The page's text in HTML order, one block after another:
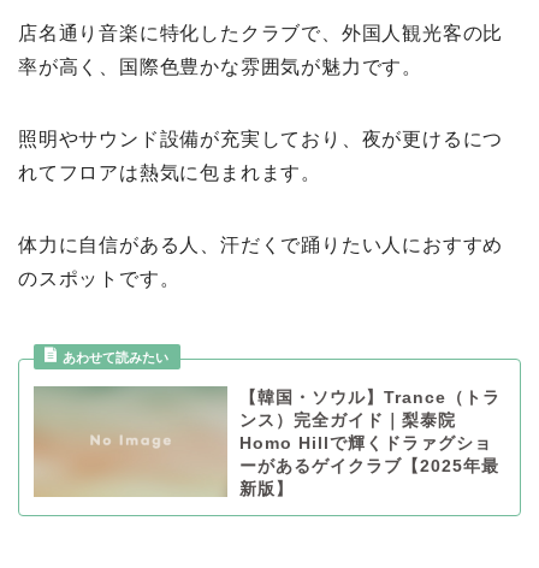
店名通り音楽に特化したクラブで、外国人観光客の比
率が高く、国際色豊かな雰囲気が魅力です。
照明やサウンド設備が充実しており、夜が更けるにつ
れてフロアは熱気に包まれます。
体力に自信がある人、汗だくで踊りたい人におすすめ
のスポットです。
【韓国・ソウル】Trance（トラ
ンス）完全ガイド｜梨泰院
Homo Hillで輝くドラァグショ
ーがあるゲイクラブ【2025年最
新版】